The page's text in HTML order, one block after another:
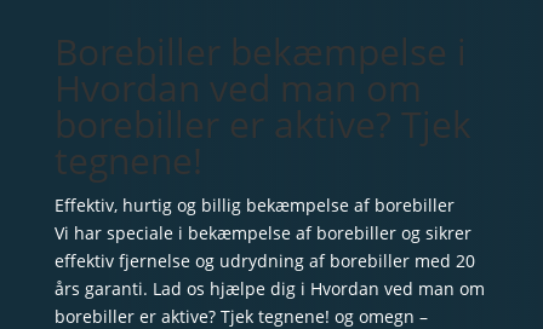
Borebiller bekæmpelse i
Hvordan ved man om
borebiller er aktive? Tjek
tegnene!
Effektiv, hurtig og billig bekæmpelse af borebiller
Vi har speciale i bekæmpelse af borebiller og sikrer
effektiv fjernelse og udrydning af borebiller med 20
års garanti. Lad os hjælpe dig i Hvordan ved man om
borebiller er aktive? Tjek tegnene! og omegn –